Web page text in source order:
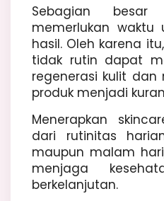
Sebagian besar
memerlukan waktu
hasil. Oleh karena
tidak rutin dapat
regenerasi kulit
produk menjadi
Menerapkan
dari rutinitas
maupun malam
menjaga
berkelanjutan.